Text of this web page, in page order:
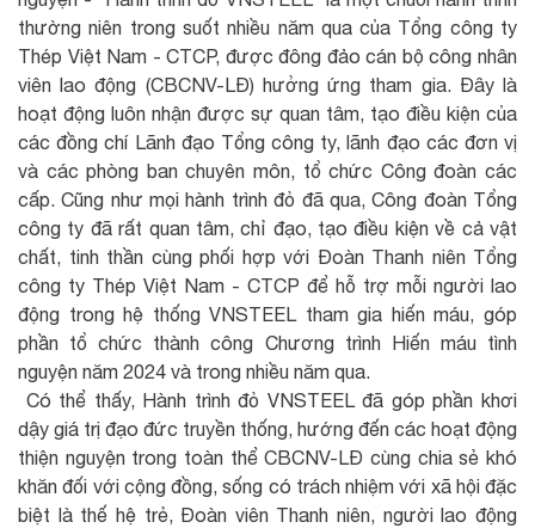
thường niên trong suốt nhiều năm qua của Tổng công ty
Thép Việt Nam - CTCP, được đông đảo cán bộ công nhân
viên lao động (CBCNV-LĐ) hưởng ứng tham gia. Đây là
hoạt động luôn nhận được sự quan tâm, tạo điều kiện của
các đồng chí Lãnh đạo Tổng công ty, lãnh đạo các đơn vị
và các phòng ban chuyên môn, tổ chức Công đoàn các
cấp. Cũng như mọi hành trình đỏ đã qua, Công đoàn Tổng
công ty đã rất quan tâm, chỉ đạo, tạo điều kiện về cả vật
chất, tinh thần cùng phối hợp với Đoàn Thanh niên Tổng
công ty Thép Việt Nam - CTCP để hỗ trợ mỗi người lao
động trong hệ thống VNSTEEL tham gia hiến máu, góp
phần tổ chức thành công Chương trình Hiến máu tình
nguyện năm 2024 và trong nhiều năm qua.
Có thể thấy, Hành trình đỏ VNSTEEL đã góp phần khơi
dậy giá trị đạo đức truyền thống, hướng đến các hoạt động
thiện nguyện trong toàn thể CBCNV-LĐ cùng chia sẻ khó
khăn đối với cộng đồng, sống có trách nhiệm với xã hội đặc
biệt là thế hệ trẻ, Đoàn viên Thanh niên, người lao động